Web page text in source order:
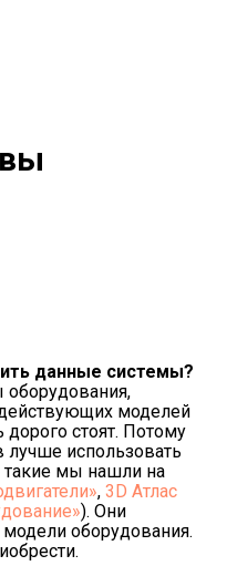
данные системы?
оборудования,
моделей
стоят. Потому
лучше использовать
мы нашли на
, 3D Атлас
). Они
оборудования.